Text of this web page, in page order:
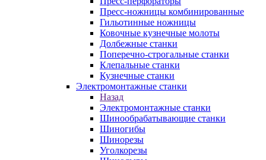
Пресс-ножницы комбинированные
Гильотинные ножницы
Ковочные кузнечные молоты
Долбежные станки
Поперечно-строгальные станки
Клепальные станки
Кузнечные станки
Электромонтажные станки
Назад
Электромонтажные станки
Шинообрабатывающие станки
Шиногибы
Шинорезы
Уголкорезы